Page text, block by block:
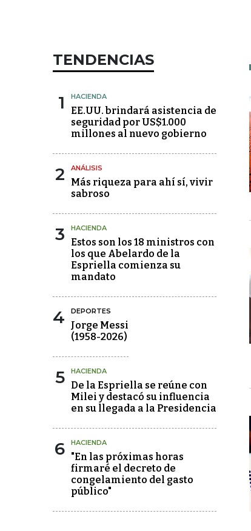
TENDENCIAS
1 HACIENDA
EE.UU. brindará asistencia de
seguridad por US$1.000
millones al nuevo gobierno
2 ANÁLISIS
Más riqueza para ahí sí, vivir
sabroso
3 HACIENDA
Estos son los 18 ministros con
los que Abelardo de la
Espriella comienza su
mandato
4 DEPORTES
Jorge Messi
(1958-2026)
5 HACIENDA
De la Espriella se reúne con
Milei y destacó su influencia
en su llegada a la Presidencia
6 HACIENDA
"En las próximas horas
firmaré el decreto de
congelamiento del gasto
público"